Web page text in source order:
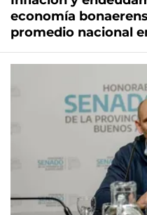
economía
promedio nacional